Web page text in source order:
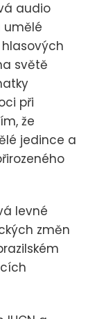
audio
umělé
světě
při
že
jedince a
levné
změn